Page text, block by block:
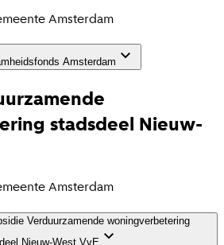
Amsterdam
Amsterdam
stadsdeel Nieuw-
Amsterdam
Verduurzamende woningverbetering
Nieuw-West VvE